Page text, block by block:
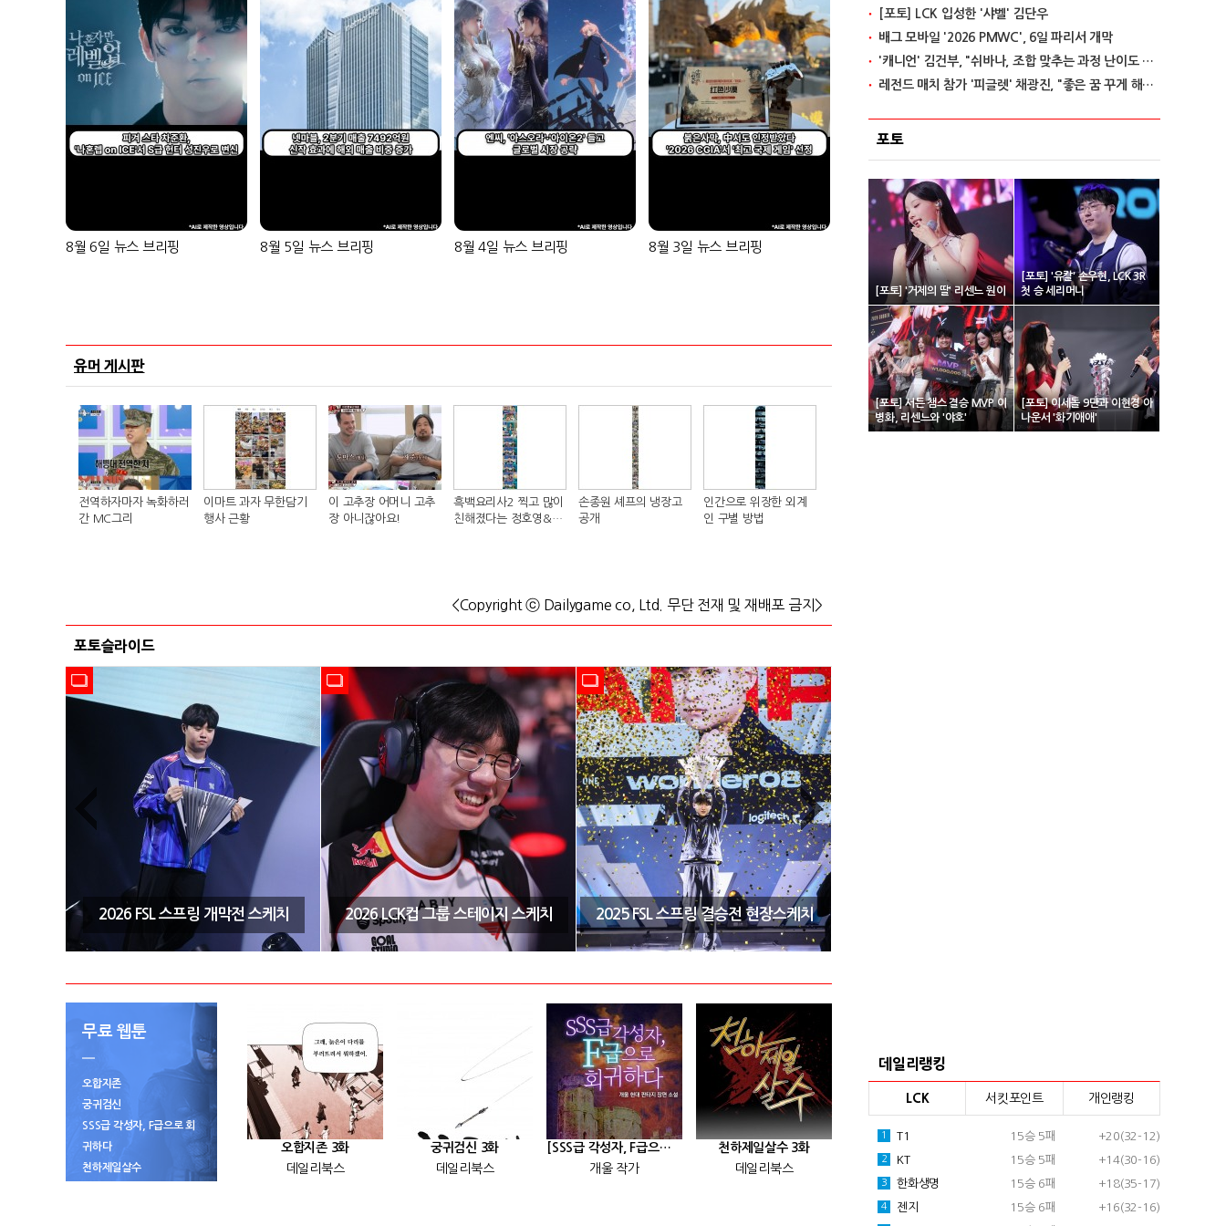
8월 6일 뉴스 브리핑 8월 5일 뉴스 브리핑 8월 4일 뉴스 브리핑 8월 3일 뉴스 브리핑
유머 게시판
전역하자마자 녹화하러
간 MC그리
이마트 과자 무한담기
행사 근황
이 고추장 어머니 고추
장 아니잖아요!
흑백요리사2 찍고 많이
친해졌다는 정호영&샘
손종원 셰프의 냉장고
공개
인간으로 위장한 외계
인 구별 방법
<Copyright ⓒ Dailygame co, Ltd. 무단 전재 및 재배포 금지>
포토슬라이드
2026 FSL 스프링 개막전 스케치
2026 LCK컵 그룹 스테이지 스케치 2025 FSL 스프링 결승전 현장스케치
무료 웹툰
오합지존
궁귀검신
SSS급 각성자, F급으로 회
귀하다
천하제일살수
오합지존 3화
데일리북스
궁귀검신 3화
데일리북스
[SSS급 각성자, F급으로 회귀하다] 25화
개울 작가
천하제일살수 3화
데일리북스
[포토] LCK 입성한 '샤벨' 김단우
배그 모바일 '2026 PMWC', 6일 파리서 개막
'캐니언' 김건부, "쉬바나, 조합 맞추는 과정 난이도 있어"
레전드 매치 참가 '피글렛' 채광진, "좋은 꿈 꾸게 해줘 감사"
포토
[포토] '거제의 딸' 리센느 원이
[포토] '유칼' 손우현, LCK 3R
첫 승 세리머니
[포토] 서든 챔스 결승 MVP 이
병화, 리센느와 '야호'
[포토] 이세돌 9단과 이현경 아
나운서 '화기애애'
데일리랭킹
LCK 서킷포인트 개인랭킹
1 T1 15승 5패 +20(32-12)
2 KT 15승 5패 +14(30-16)
3 한화생명 15승 6패 +18(35-17)
4 젠지 15승 6패 +16(32-16)